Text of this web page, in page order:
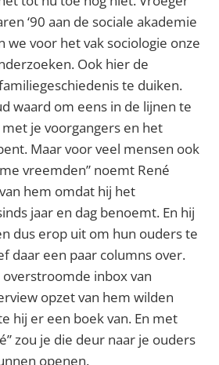
‘90 aan de sociale akademie
voor het vak sociologie onze
Ook hier de
te duiken.
waard om eens in de lijnen te
je voorgangers en het
Maar voor veel mensen ook
vreemden” noemt René
hem omdat hij het
jaar en dag benoemt. En hij
dus erop uit om hun ouders te
daar een paar columns over.
inbox van
opzet van hem wilden
hij er een boek van. En met
zou je die deur naar je ouders
openen.